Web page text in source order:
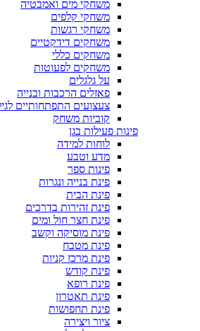
משחקי מים ואמבטיה
משחקי קלפים
משחקי רגשות
משחקים דידקטיים
משחקים כללי
משחקים לפעוטות
על גלגלים
פאזלים הרכבות ובנייה
צעצועים התפתחותיים
קוביות משחק
פינות פעילות בגן
לוחות למידה
מדע וטבע
פינות ספר
פינת בנייה ונגרות
פינת הבית
פינת זהירות בדרכים
פינת חצר חול ומים
פינת מוסיקה וקשב
פינת מטבח
פינת מרכז קניות
פינת קודש
פינת רופא
פינת תאטרון
פינת תחפושות
ציור ויצירה